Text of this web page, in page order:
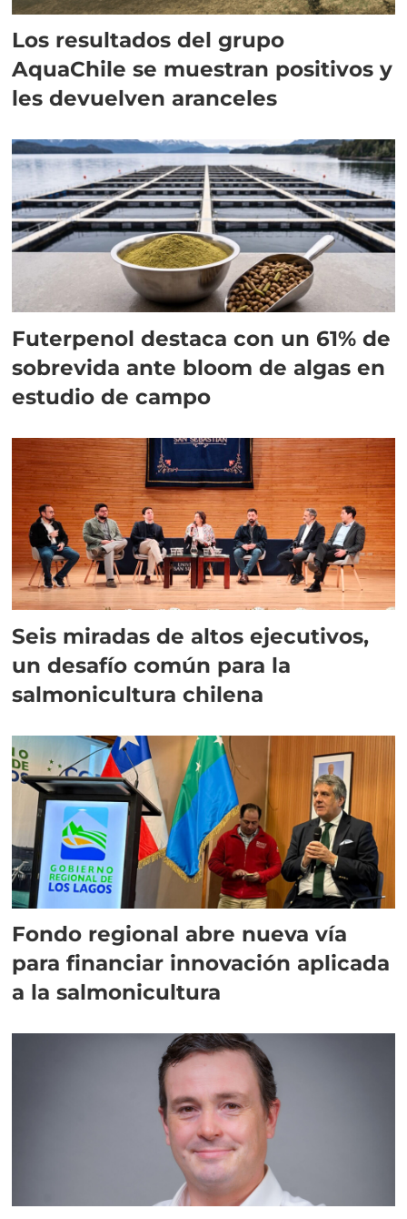
Los resultados del grupo
AquaChile se muestran positivos y
les devuelven aranceles
Futerpenol destaca con un 61% de
sobrevida ante bloom de algas en
estudio de campo
Seis miradas de altos ejecutivos,
un desafío común para la
salmonicultura chilena
Fondo regional abre nueva vía
para financiar innovación aplicada
a la salmonicultura